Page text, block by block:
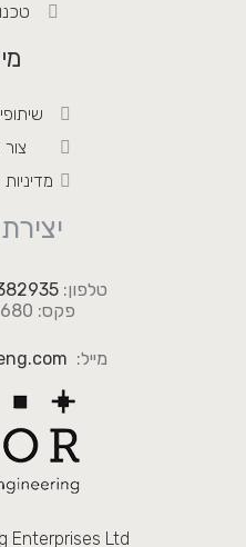
טלפון:
פקס: 03-518-0680
מייל:
Enterprises Ltd